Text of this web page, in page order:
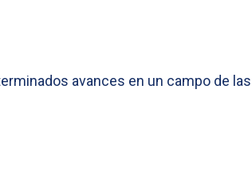
avances en un campo de